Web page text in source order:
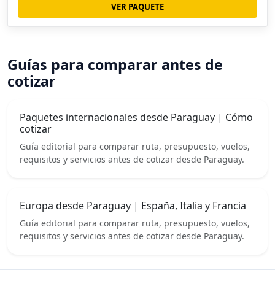
VER PAQUETE
Guías para comparar antes de
cotizar
Paquetes internacionales desde Paraguay | Cómo
cotizar
Guía editorial para comparar ruta, presupuesto, vuelos,
requisitos y servicios antes de cotizar desde Paraguay.
Europa desde Paraguay | España, Italia y Francia
Guía editorial para comparar ruta, presupuesto, vuelos,
requisitos y servicios antes de cotizar desde Paraguay.